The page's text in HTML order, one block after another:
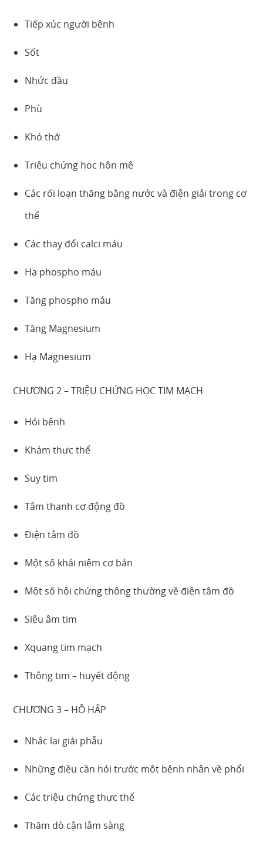
Tiếp xúc người bệnh
Sốt
Nhức đầu
Phù
Khó thở
Triệu chứng học hôn mê
Các rối loạn thăng bằng nước và điện giải trong cơ
thể
Các thay đổi calci máu
Hạ phospho máu
Tăng phospho máu
Tăng Magnesium
Hạ Magnesium
CHƯƠNG 2 – TRIỆU CHỨNG HỌC TIM MẠCH
Hỏi bệnh
Khám thực thể
Suy tim
Tâm thanh cơ động đồ
Điện tâm đồ
Một số khái niệm cơ bản
Một số hội chứng thông thường về điện tâm đồ
Siêu âm tim
Xquang tim mạch
Thông tim – huyết động
CHƯƠNG 3 – HÔ HẤP
Nhắc lại giải phẫu
Những điều cần hỏi trước một bệnh nhân về phổi
Các triệu chứng thực thể
Thăm dò cận lâm sàng